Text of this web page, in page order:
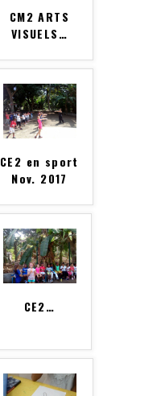
CM2 ARTS
VISUELS…
CE2 en sport
Nov. 2017
CE2…